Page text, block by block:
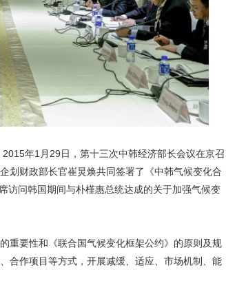
年1月29日，第十三次中韩经济部长会议在京召
划财政部长官崔炅焕共同签署了《中韩气候变化合
访问韩国期间与朴槿惠总统达成的关于加强气候变
要性和《联合国气候变化框架公约》的原则及规
合作项目等方式，开展减缓、适应、市场机制、能